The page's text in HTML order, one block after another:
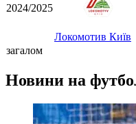
2024/2025
Локомотив Київ
загалом
Новини на